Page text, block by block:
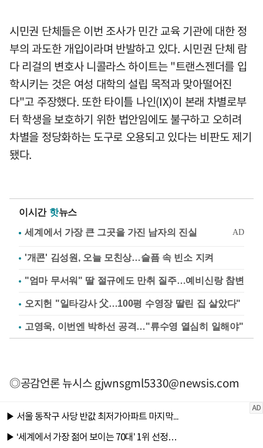
시민권 단체들은 이번 조사가 민간 교육 기관에 대한 정
부의 과도한 개입이라며 반발하고 있다. 시민권 단체 람
다 리걸의 변호사 니콜라스 하이트는 "트랜스젠더를 입
학시키는 것은 여성 대학의 설립 목적과 맞아떨어진
다"고 주장했다. 또한 타이틀 나인(IX)이 본래 차별로부
터 학생을 보호하기 위한 법안임에도 불구하고 오히려
차별을 정당화하는 도구로 오용되고 있다는 비판도 제기
됐다.
이시간 핫뉴스
'개콘' 김성원, 오늘 모친상…슬픔 속 빈소 지켜
"엄마 무서워" 딸 절규에도 만취 질주…예비신랑 참변
오지헌 "일타강사 父…100평 수영장 딸린 집 살았다"
고영욱, 이번엔 박하선 공격…"류수영 열심히 일해야"
◎공감언론 뉴시스gjwnsgml5330@newsis.com